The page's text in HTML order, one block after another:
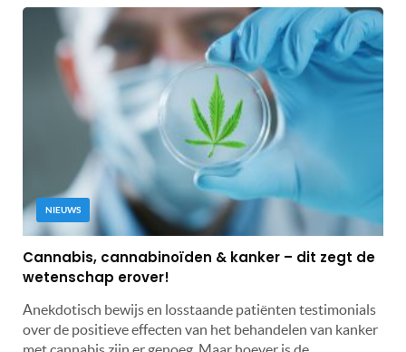
NIEUWS
Cannabis, cannabinoïden & kanker – dit zegt de
wetenschap erover!
Anekdotisch bewijs en losstaande patiënten testimonials
over de positieve effecten van het behandelen van kanker